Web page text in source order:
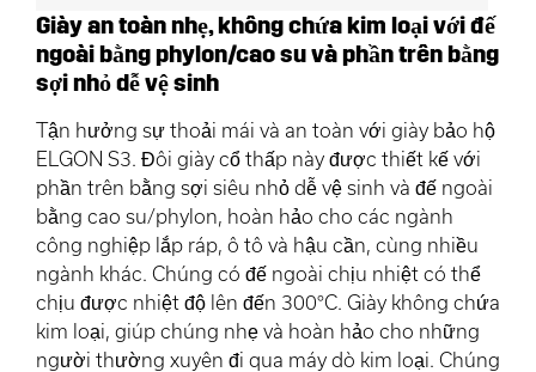
Giày an toàn nhẹ, không chứa kim loại với đế
ngoài bằng phylon/cao su và phần trên bằng
sợi nhỏ dễ vệ sinh
Tận hưởng sự thoải mái và an toàn với giày bảo hộ
ELGON S3. Đôi giày cổ thấp này được thiết kế với
phần trên bằng sợi siêu nhỏ dễ vệ sinh và đế ngoài
bằng cao su/phylon, hoàn hảo cho các ngành
công nghiệp lắp ráp, ô tô và hậu cần, cùng nhiều
ngành khác. Chúng có đế ngoài chịu nhiệt có thể
chịu được nhiệt độ lên đến 300°C. Giày không chứa
kim loại, giúp chúng nhẹ và hoàn hảo cho những
người thường xuyên đi qua máy dò kim loại. Chúng